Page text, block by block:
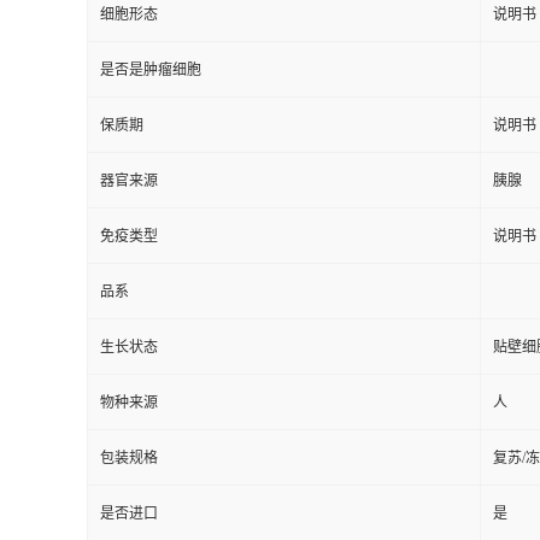
细胞形态 说明书
是否是肿瘤细胞
保质期 说明书
器官来源 胰腺
免疫类型 说明书
品系
生长状态 贴壁细
物种来源 人
包装规格 复苏/
是否进口 是